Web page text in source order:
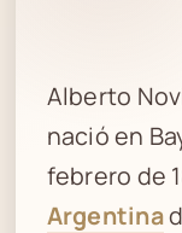
Alberto
nació en
febrero de
Argentina